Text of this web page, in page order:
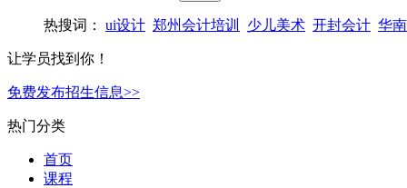
热搜词： ui设计 郑州会计培训 少儿美术 开封会计 华南
让学员找到你！
免费发布招生信息>>
热门分类
首页
课程